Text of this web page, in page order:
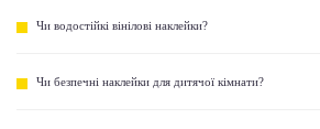
Чи водостійкі вінілові наклейки?
Чи безпечні наклейки для дитячої кімнати?